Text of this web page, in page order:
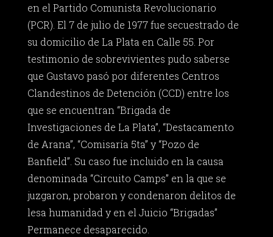
en el Partido Comunista Revolucionario
(PCR). El 7 de julio de 1977 fue secuestrado de
su domicilio de La Plata en Calle 55. Por
testimonio de sobrevivientes pudo saberse
que Gustavo pasó por diferentes Centros
Clandestinos de Detención (CCD) entre los
que se encuentran “Brigada de
Investigaciones de La Plata”, “Destacamento
de Arana”, “Comisaría 5ta” y “Pozo de
Banfield”. Su caso fue incluido en la causa
denominada “Circuito Camps” en la que se
juzgaron, probaron y condenaron delitos de
lesa humanidad y en el Juicio “Brigadas”
Permanece desaparecido.